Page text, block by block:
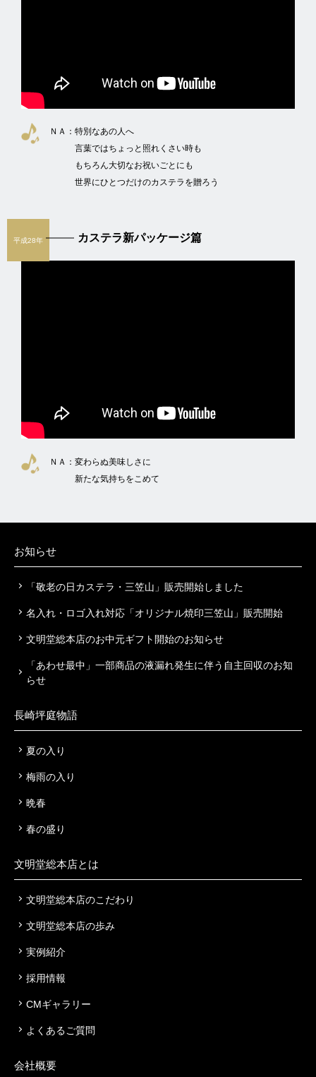
ＮＡ： 特別なあの人へ
言葉ではちょっと照れくさい時も
もちろん大切なお祝いごとにも
世界にひとつだけのカステラを贈ろう
平成28年 カステラ新パッケージ篇
ＮＡ： 変わらぬ美味しさに
新たな気持ちをこめて
お知らせ
「敬老の日カステラ・三笠山」販売開始しました
名入れ・ロゴ入れ対応「オリジナル焼印三笠山」販売開始
文明堂総本店のお中元ギフト開始のお知らせ
「あわせ最中」一部商品の液漏れ発生に伴う自主回収のお知
らせ
長崎坪庭物語
夏の入り
梅雨の入り
晩春
春の盛り
文明堂総本店とは
文明堂総本店のこだわり
文明堂総本店の歩み
実例紹介
採用情報
CMギャラリー
よくあるご質問
会社概要